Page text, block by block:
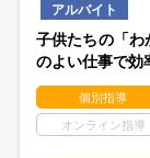
アルバイト
子供たちの「わ
のよい仕事で効
個別指導
オンライン指導